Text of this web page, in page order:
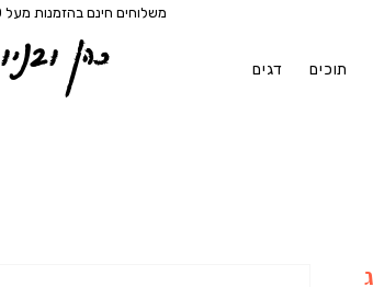
משלוחים חינם בהזמנות מעל 200 ש"ח
כהן ובניו דגים תוכים